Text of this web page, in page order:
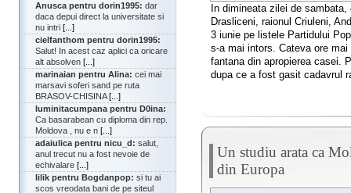
Anusca pentru dorin1995: dar
daca depui direct la universitate si
nu intri [...]
cielfanthom pentru dorin1995:
Salut! In acest caz aplici ca oricare
alt absolven [...]
marinaian pentru Alina: cei mai
marsavi soferi sand pe ruta
BRASOV-CHISINA[...]
luminitacumpana pentru D0ina:
Ca basarabean cu diploma din rep.
Moldova , nu e n [...]
adaiulica pentru nicu_d: salut,
anul trecut nu a fost nevoie de
echivalare [...]
lilik pentru Bogdanpop: si tu ai
scos vreodata bani de pe siteul
In dimineata zilei de
Drasliceni, raionul Criuleni,
3 iunie pe listele Partidului
s-a mai intors. Cateva ore
fantana din apropierea casei.
dupa ce a fost gasit cadavrul
Un studiu arata ca
din Europa